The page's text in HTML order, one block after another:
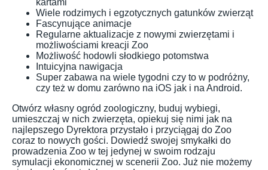
Wiele rodzimych i egzotycznych gatunków zwierząt
Fascynujące animacje
Regularne aktualizacje z nowymi zwierzętami i
możliwościami kreacji Zoo
Możliwość hodowli słodkiego potomstwa
Intuicyjna nawigacja
Super zabawa na wiele tygodni czy to w podróżny,
czy też w domu zarówno na iOS jak i na Android.
Otwórz własny ogród zoologiczny, buduj wybiegi,
umieszczaj w nich zwierzęta, opiekuj się nimi jak na
najlepszego Dyrektora przystało i przyciągaj do Zoo
coraz to nowych gości. Dowiedź swojej smykałki do
prowadzenia Zoo w tej jedynej w swoim rodzaju
symulacji ekonomicznej w scenerii Zoo. Już nie możemy